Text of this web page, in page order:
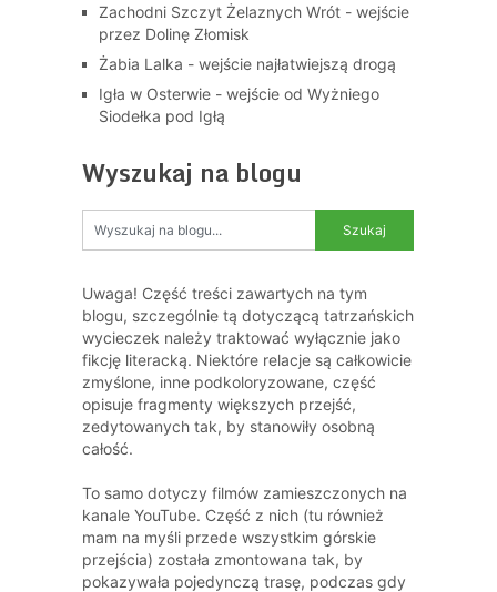
Zachodni Szczyt Żelaznych Wrót - wejście
przez Dolinę Złomisk
Żabia Lalka - wejście najłatwiejszą drogą
Igła w Osterwie - wejście od Wyżniego
Siodełka pod Igłą
Wyszukaj na blogu
Uwaga! Część treści zawartych na tym
blogu, szczególnie tą dotyczącą tatrzańskich
wycieczek należy traktować wyłącznie jako
fikcję literacką. Niektóre relacje są całkowicie
zmyślone, inne podkoloryzowane, część
opisuje fragmenty większych przejść,
zedytowanych tak, by stanowiły osobną
całość.
To samo dotyczy filmów zamieszczonych na
kanale YouTube. Część z nich (tu również
mam na myśli przede wszystkim górskie
przejścia) została zmontowana tak, by
pokazywała pojedynczą trasę, podczas gdy